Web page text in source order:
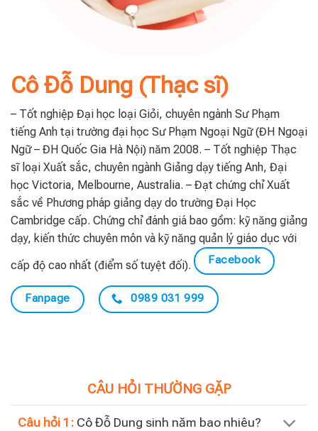
Cô Đỗ Dung (Thạc sĩ)
– Tốt nghiệp Đại học loại Giỏi, chuyên ngành Sư Phạm
tiếng Anh tại trường đại học Sư Phạm Ngoại Ngữ (ĐH Ngoại
Ngữ – ĐH Quốc Gia Hà Nội) năm 2008. – Tốt nghiệp Thạc
sĩ loại Xuất sắc, chuyên ngành Giảng dạy tiếng Anh, Đại
học Victoria, Melbourne, Australia. – Đạt chứng chỉ Xuất
sắc về Phương pháp giảng dạy do trường Đại Học
Cambridge cấp. Chứng chỉ đánh giá bao gồm: kỹ năng giảng
dạy, kiến thức chuyên môn và kỹ năng quản lý giáo dục với
cấp độ cao nhất (điểm số tuyệt đối). Facebook
Fanpage 0989 031 999
CÂU HỎI THƯỜNG GẶP
Câu hỏi 1: Cô Đỗ Dung sinh năm bao nhiêu?